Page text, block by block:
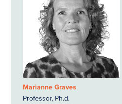
Marianne Graves
Professor, Ph.d.